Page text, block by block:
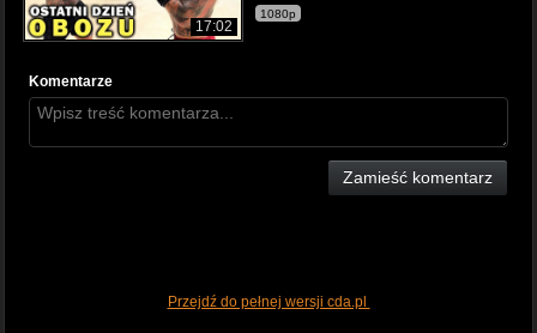
17:02
1080p
Komentarze
Zamieść komentarz
Przejdź do pełnej wersji cda.pl